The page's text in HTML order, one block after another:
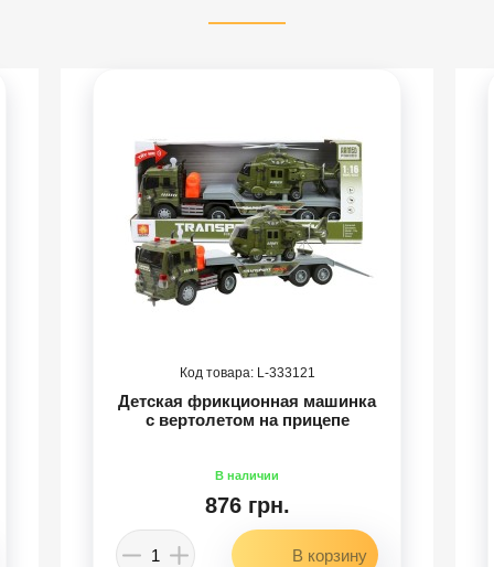
333121
Детская фрикционная машинка
с вертолетом на прицепе
876 грн.